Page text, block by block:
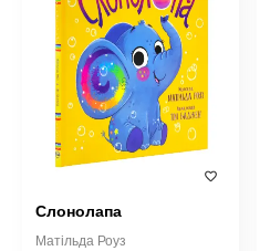
Слонолапа
Матільда Роуз